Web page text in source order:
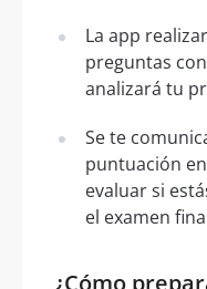
La app
preguntas
analizará tu
Se te
puntuación
evaluar si
el examen
¿Cómo